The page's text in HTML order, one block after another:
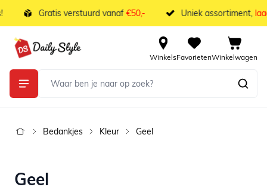
Ga naar de inhoud
Gratis verstuurd vanaf€50,- Uniek assortiment,
WinkelsFavorietenWinkelwagen
Bedankjes Kleur Geel
Geel